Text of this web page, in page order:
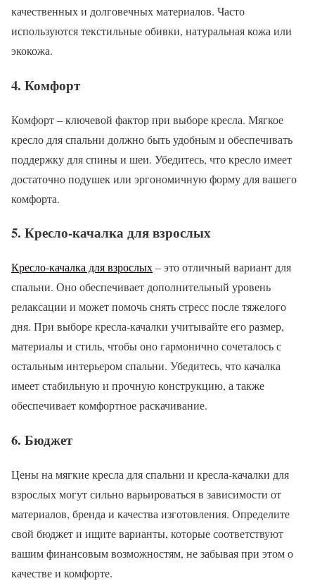
качественных и долговечных материалов. Часто
используются текстильные обивки, натуральная кожа или
экокожа.
4. Комфорт
Комфорт – ключевой фактор при выборе кресла. Мягкое
кресло для спальни должно быть удобным и обеспечивать
поддержку для спины и шеи. Убедитесь, что кресло имеет
достаточно подушек или эргономичную форму для вашего
комфорта.
5. Кресло-качалка для взрослых
Кресло-качалка для взрослых– это отличный вариант для
спальни. Оно обеспечивает дополнительный уровень
релаксации и может помочь снять стресс после тяжелого
дня. При выборе кресла-качалки учитывайте его размер,
материалы и стиль, чтобы оно гармонично сочеталось с
остальным интерьером спальни. Убедитесь, что качалка
имеет стабильную и прочную конструкцию, а также
обеспечивает комфортное раскачивание.
6. Бюджет
Цены на мягкие кресла для спальни и кресла-качалки для
взрослых могут сильно варьироваться в зависимости от
материалов, бренда и качества изготовления. Определите
свой бюджет и ищите варианты, которые соответствуют
вашим финансовым возможностям, не забывая при этом о
качестве и комфорте.